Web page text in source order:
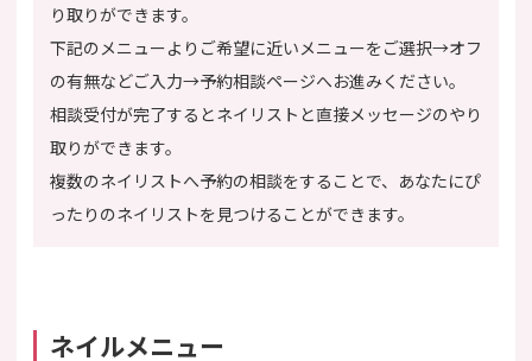
り取りができます。
下記のメニューよりご希望に近いメニューをご選択→オフ
の有無などご入力→予約相談ページへお進みください。
相談受付が完了するとネイリストと直接メッセージのやり
取りができます。
複数のネイリストへ予約の相談をすることで、あなたにぴ
ったりのネイリストを見つけることができます。
ネイルメニュー